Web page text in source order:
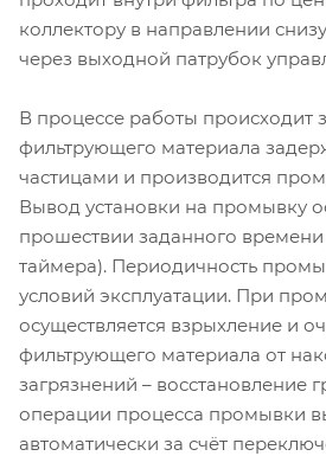
коллектору в направлении
через выходной патрубок
В процессе работы происходит
фильтрующего материала
частицами и производится
Вывод установки на промывку
прошествии заданного времени
таймера). Периодичность
условий эксплуатации. При
осуществляется взрыхление и
фильтрующего материала от
загрязнений – восстановление
операции процесса промывки
автоматически за счёт